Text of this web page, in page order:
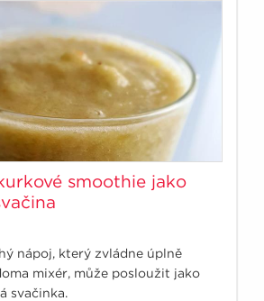
smoothie jako
nápoj, který zvládne úplně
mixér, může posloužit jako
svačinka.